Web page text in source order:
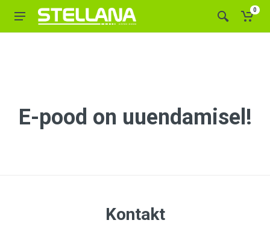
0
E-pood on uuendamisel!
Kontakt